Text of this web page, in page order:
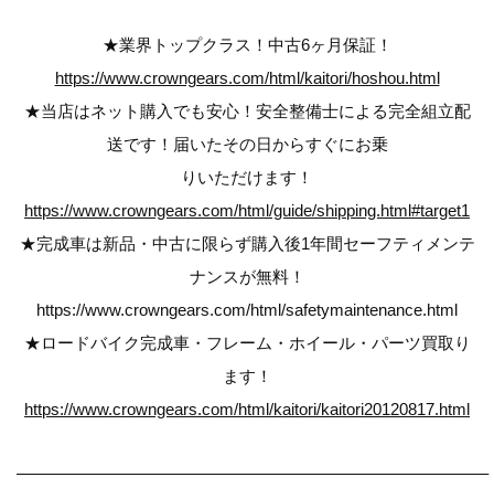
★業界トップクラス！中古6ヶ月保証！
https://www.crowngears.com/html/kaitori/hoshou.html
★当店はネット購入でも安心！安全整備士による完全組立配
送です！届いたその日からすぐにお乗
りいただけます！
https://www.crowngears.com/html/guide/shipping.html#target1
★完成車は新品・中古に限らず購入後1年間セーフティメンテ
ナンスが無料！
https://www.crowngears.com/html/safetymaintenance.html
★ロードバイク完成車・フレーム・ホイール・パーツ買取り
ます！
https://www.crowngears.com/html/kaitori/kaitori20120817.html
————————————————————————————–